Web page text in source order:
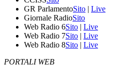
GR ParlamentoSito | Live
Giornale RadioSito
Web Radio 6Sito | Live
Web Radio 7Sito | Live
Web Radio 8Sito | Live
PORTALI WEB